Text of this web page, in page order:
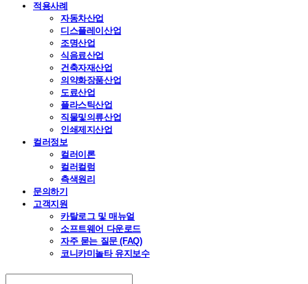
적용사례
자동차산업
디스플레이산업
조명산업
식음료산업
건축자재산업
의약화장품산업
도료산업
플라스틱산업
직물및의류산업
인쇄제지산업
컬러정보
컬러이론
컬러컬럼
측색원리
문의하기
고객지원
카탈로그 및 매뉴얼
소프트웨어 다운로드
자주 묻는 질문 (FAQ)
코니카미놀타 유지보수